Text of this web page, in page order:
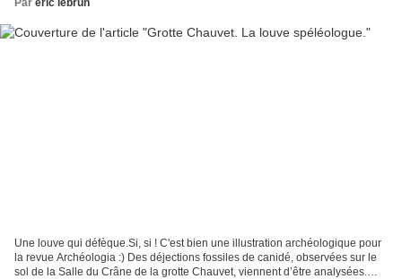
Par eric lebrun
Une louve qui défèque.Si, si ! C'est bien une illustration archéologique pour
la revue Archéologia :) Des déjections fossiles de canidé, observées sur le
sol de la Salle du Crâne de la grotte Chauvet, viennent d’être analysées.